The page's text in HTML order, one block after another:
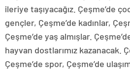
ileriye taşıyacağız. Çeşme’de
gençler, Çeşme’de kadınlar,
Çeşme’de yaş almışlar.
hayvan dostlarımız kazanacak.
Çeşme’de spor, Çeşme’de